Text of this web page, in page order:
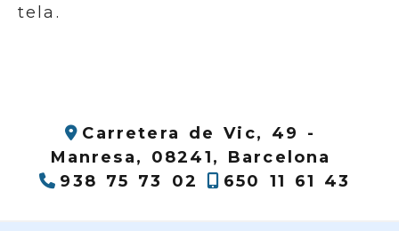
tela.
Carretera de Vic, 49 -
Manresa, 08241, Barcelona
938 75 73 02
650 11 61 43